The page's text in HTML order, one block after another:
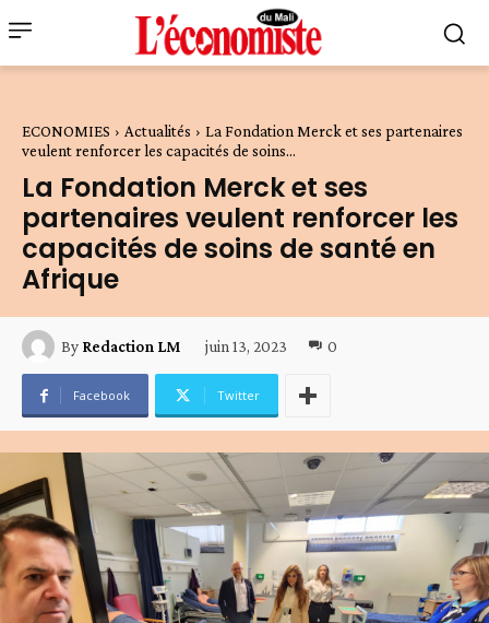
ECONOMIES Actualités
La Fondation Merck et ses partenaires
veulent renforcer les capacités de soins...
La Fondation Merck et ses
partenaires veulent renforcer les
capacités de soins de santé en
Afrique
By Redaction LM juin 13, 2023 0
Facebook Twitter